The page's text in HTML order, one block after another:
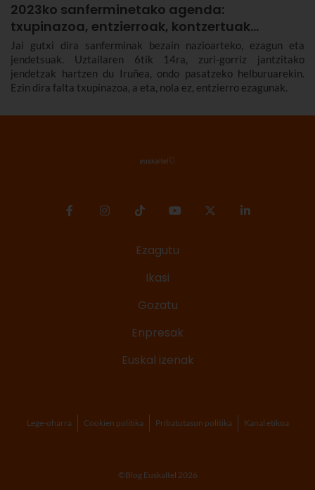
2023ko sanferminetako agenda:
txupinazoa, entzierroak, kontzertuak…
Jai gutxi dira sanferminak bezain nazioarteko, ezagun eta
jendetsuak. Uztailaren 6tik 14ra, zuri-gorriz jantzitako
jendetzak hartzen du Iruñea, ondo pasatzeko helburuarekin.
Ezin dira falta txupinazoa, a eta, nola ez, entzierro ezagunak.
Ezagutu
Ikasi
Gozatu
Enpresak
Euskal izenak
Lege-oharra Cookien politika Pribatutasun politika Kanal etikoa
©Blog Euskaltel 2026